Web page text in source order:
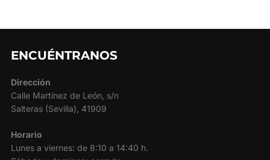
ENCUÉNTRANOS
Dirección
Calle Martínez de León, s/n
Salteras (Sevilla), 41909
Horario
Lunes a viernes: de 8:10 a 14:40 h.